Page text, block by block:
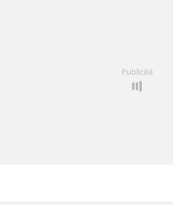
Publicité